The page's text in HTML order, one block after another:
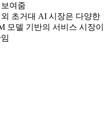
여줌
초거대 AI 시장은 다양한
모델 기반의 서비스 시장이